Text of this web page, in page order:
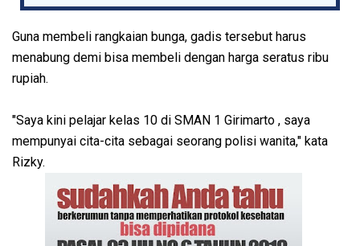
Guna membeli rangkaian bunga, gadis tersebut harus
menabung demi bisa membeli dengan harga seratus ribu
rupiah.
"Saya kini pelajar kelas 10 di SMAN 1 Girimarto , saya
mempunyai cita-cita sebagai seorang polisi wanita," kata
Rizky.